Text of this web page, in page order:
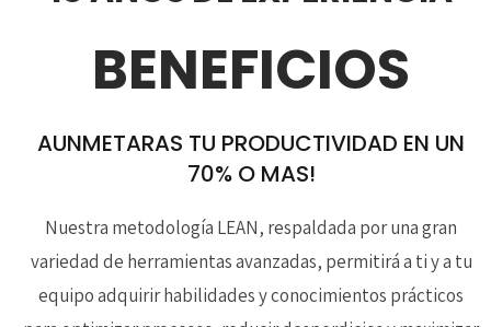
BENEFICIOS
AUNMETARAS TU PRODUCTIVIDAD EN UN
70% O MAS!
Nuestra metodología LEAN, respaldada por una gran
variedad de herramientas avanzadas, permitirá a ti y a tu
equipo adquirir habilidades y conocimientos prácticos